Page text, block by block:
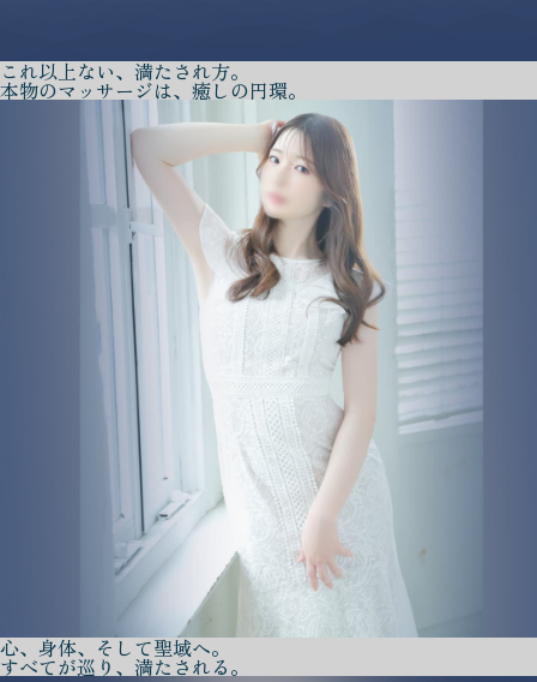
これ以上ない、満たされ方。
本物のマッサージは、癒しの円環。
心、身体、そして聖域へ。
すべてが巡り、満たされる。